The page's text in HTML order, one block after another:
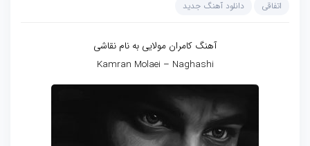
اتفاقی دانلود آهنگ جدید
آهنگ کامران مولایی به نام نقاشی
Kamran Molaei – Naghashi